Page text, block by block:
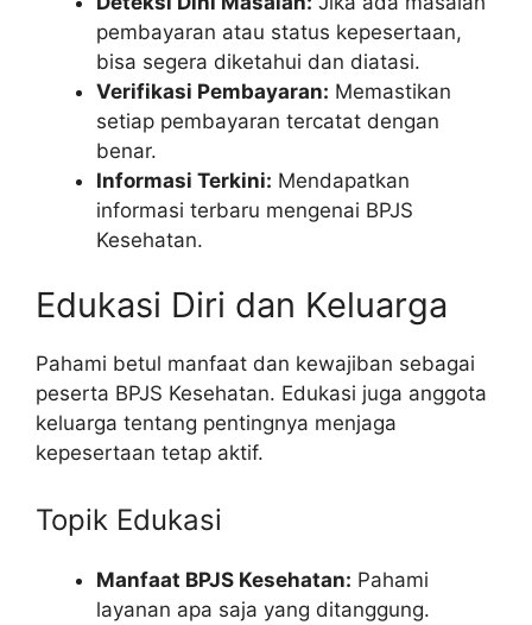
pembayaran atau status kepesertaan,
bisa segera diketahui dan diatasi.
Verifikasi Pembayaran: Memastikan
setiap pembayaran tercatat dengan
benar.
Informasi Terkini: Mendapatkan
informasi terbaru mengenai BPJS
Kesehatan.
Edukasi Diri dan Keluarga
Pahami betul manfaat dan kewajiban sebagai
peserta BPJS Kesehatan. Edukasi juga anggota
keluarga tentang pentingnya menjaga
kepesertaan tetap aktif.
Topik Edukasi
Manfaat BPJS Kesehatan: Pahami
layanan apa saja yang ditanggung.